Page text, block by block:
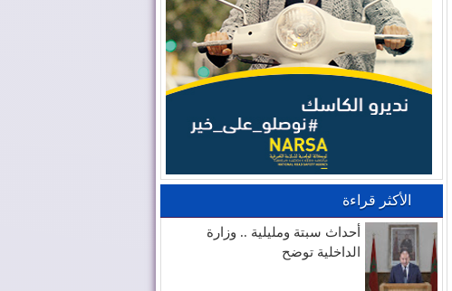
الأكثر قراءة
أحداث سبتة ومليلية .. وزارة
الداخلية توضح